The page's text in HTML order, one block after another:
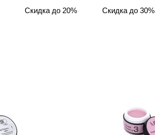
Скидка до 20% Скидка до 30%